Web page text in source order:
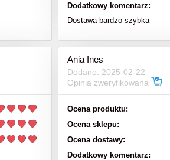
Dodatkowy komentarz:
Dostawa bardzo szybka
Ania Ines
Dodano: 2025-02-22
Opinia zweryfikowana
Ocena produktu:
Ocena sklepu:
Ocena dostawy:
Dodatkowy komentarz: